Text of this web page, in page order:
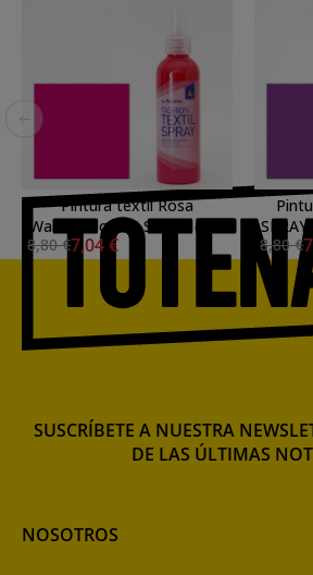
Pintura textil Rosa
Watermelon 05 SPRAY (100
ml.), La Pajarita
8,80 €7,04 €
8,80 €
NOSOTROS
SUSCRÍBETE A NUESTRA
DE LAS ÚLTIMAS